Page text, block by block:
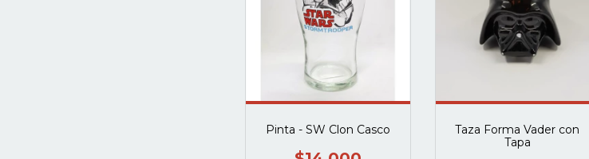
Pinta - SW Clon Casco
Taza Forma Vader con
Tapa